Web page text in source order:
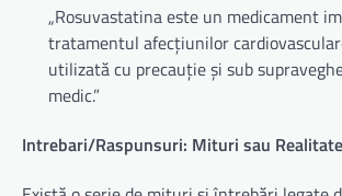
„Rosuvastatina este un medicament
tratamentul afecțiunilor
utilizată cu precauție și sub
medic.”
Intrebari/Raspunsuri: Mituri sau